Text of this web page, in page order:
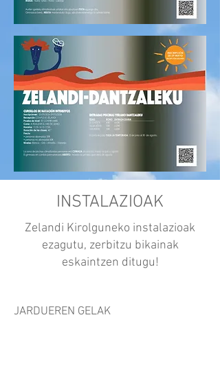
INSTALAZIOAK
Zelandi Kirolguneko instalazioak
ezagutu, zerbitzu bikainak
eskaintzen ditugu!
JARDUEREN GELAK